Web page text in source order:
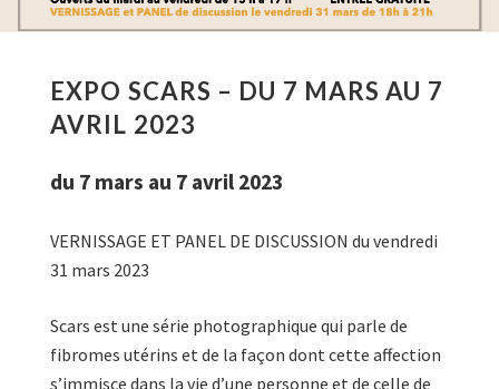
EXPO SCARS – DU 7 MARS AU 7
AVRIL 2023
du 7 mars au 7 avril 2023
VERNISSAGE ET PANEL DE DISCUSSION du vendredi
31 mars 2023
Scars est une série photographique qui parle de
fibromes utérins et de la façon dont cette affection
s’immisce dans la vie d’une personne et de celle de